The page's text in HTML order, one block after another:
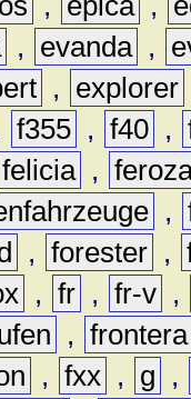
, evanda ,
, explorer
f355 , f40 ,
felicia ,
,
, forester ,
, fr , fr-v ,
, frontera
, fxx , g
,